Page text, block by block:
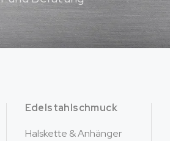
Edelstahlschmuck
Halskette & Anhänger